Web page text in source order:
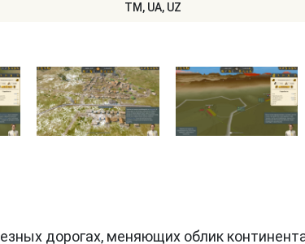
TM, UA, UZ
дорогах, меняющих облик